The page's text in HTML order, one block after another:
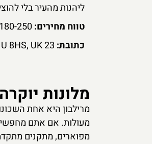
ליהנות מהעיר בלי
טווח מחירים:
כתובת:
מלונות
מרילבון היא אחת
מעולות. אם אתם
מפוארים, מתקנים